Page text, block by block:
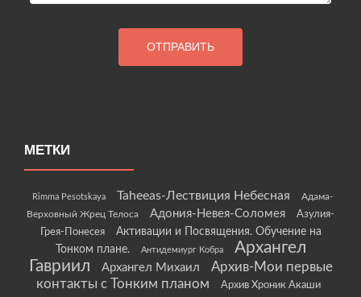
МЕТКИ
Rimma Pesotskaya Taheeas-Лествиция Небесная
Адама-
Верховный Жрец Телоса
Адония-Невея-Соломея
Азулия-
Грея-Понесея
Активации и Посвящения. Обучение на
Тонком плане.
Антидемиург Кобра
Архангел
Гавриил
Архангел Михаил
Архив-Мои первые
контакты с Тонким планом
Архив Хроник Акаши